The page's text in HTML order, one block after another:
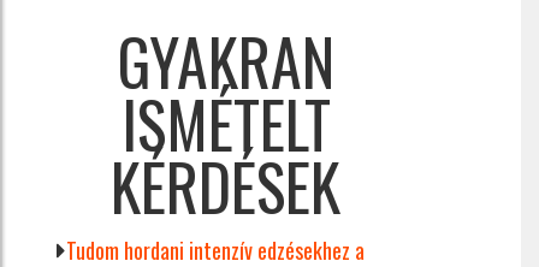
GYAKRAN
ISMÉTELT
KÉRDÉSEK
Tudom hordani intenzív edzésekhez a